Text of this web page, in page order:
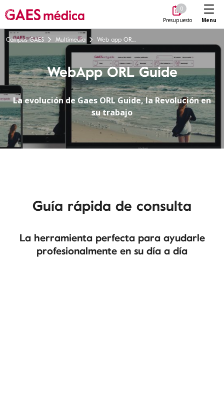
0
Presupuesto Menu
Campus GAES Multimedia Web app ORL Guide
WebApp ORL Guide
La evolución de Gaes ORL Guide, la Revolución en
su trabajo
Guía rápida de consulta
La herramienta perfecta para ayudarle
profesionalmente en su día a día